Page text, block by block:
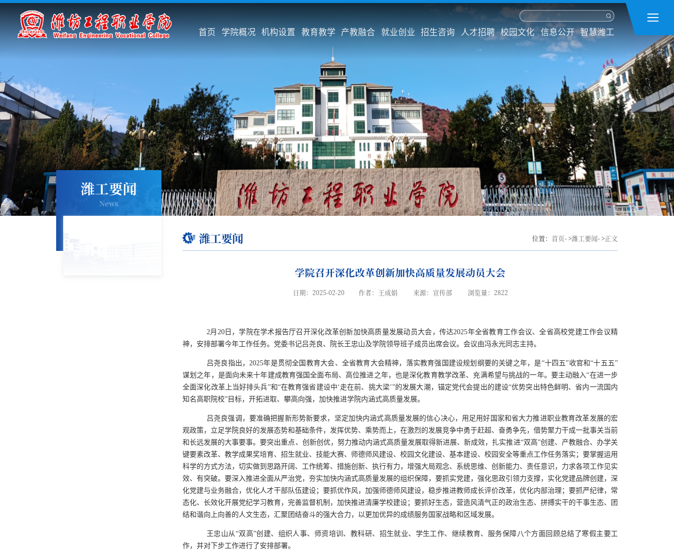
首页 学院概况 机构设置 教育教学 产教融合 就业创业 招生咨询 人才招聘 校园文化 信息公开 智慧潍工
潍工要闻
News
潍工要闻 位置： 首页- >潍工要闻- >正文
学院召开深化改革创新加快高质量发展动员大会
日期：2025-02-20 作者：王成娟 来源：宣传部 浏览量： 2822
2月20日，学院在学术报告厅召开深化改革创新加快高质量发展动员大会，传达2025年全省教育工作会议、全省高校党建工作会议精
神，安排部署今年工作任务。党委书记吕尧良、院长王忠山及学院领导班子成员出席会议。会议由冯永光同志主持。
吕尧良指出， 2025年是贯彻全国教育大会、全省教育大会精神，落实教育强国建设规划纲要的关键之年，是“十四五”收官和“十五五”
谋划之年，是面向未来十年建成教育强国全面布局、高位推进之年，也是深化教育教学改革、充满希望与挑战的一年。要主动融入“在进一步
全面深化改革上当好排头兵”和“在教育强省建设中‘走在前、挑大梁’”的发展大潮，锚定党代会提出的建设“优势突出特色鲜明、省内一流国内
知名高职院校”目标，开拓进取、攀高向强，加快推进学院内涵式高质量发展。
吕尧良强调，要准确把握新形势新要求，坚定加快内涵式高质量发展的信心决心，用足用好国家和省大力推进职业教育改革发展的宏
观政策，立足学院良好的发展态势和基础条件，发挥优势、乘势而上，在激烈的发展竞争中勇于赶超、奋勇争先，借势聚力干成一批事关当前
和长远发展的大事要事。要突出重点、创新创优，努力推动内涵式高质量发展取得新进展、新成效，扎实推进“双高”创建、产教融合、办学关
键要素改革、教学成果奖培育、招生就业、技能大赛、师德师风建设、校园文化建设、基本建设、校园安全等重点工作任务落实；要掌握运用
科学的方式方法，切实做到思路开阔、工作统筹、措施创新、执行有力，增强大局观念、系统思维、创新能力、责任意识，力求各项工作见实
效、有突破。要深入推进全面从严治党，夯实加快内涵式高质量发展的组织保障，要抓实党建，强化思政引领力支撑，实化党建品牌创建，深
化党建与业务融合，优化人才干部队伍建设；要抓优作风，加强师德师风建设，稳步推进教师成长评价改革，优化内部治理；要抓严纪律，常
态化、长效化开展党纪学习教育，完善监督机制，加快推进清廉学校建设；要抓好生态，营造风清气正的政治生态、拼搏实干的干事生态、团
结和谐向上向善的人文生态，汇聚团结奋斗的强大合力，以更加优异的成绩服务国家战略和区域发展。
王忠山从 “双高”创建、组织人事、师资培训、教科研、招生就业、学生工作、继续教育、服务保障八个方面回顾总结了寒假主要工
作，并对下步工作进行了安排部署。